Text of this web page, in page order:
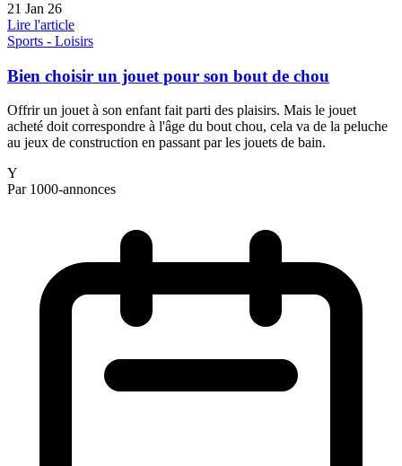
21 Jan 26
Lire l'article
Sports - Loisirs
Bien choisir un jouet pour son bout de chou
Offrir un jouet à son enfant fait parti des plaisirs. Mais le jouet
acheté doit correspondre à l'âge du bout chou, cela va de la peluche
au jeux de construction en passant par les jouets de bain.
Y
Par 1000-annonces